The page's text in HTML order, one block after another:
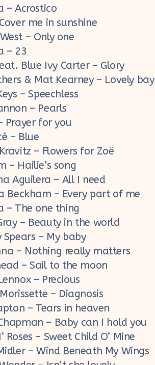
– Acrostico
me in sunshine
– Only one
– 23
Blue Ivy Carter – Glory
& Mat Kearney – Lovely bay
– Speechless
– Pearls
Prayer for you
– Blue
– Flowers for Zoë
– Hailie’s song
Aguilera – All I need
Beckham – Every part of me
– The one thing
– Beauty in the world
Spears – My baby
– Nothing really matters
– Sail to the moon
– Precious
– Diagnosis
– Tears in heaven
– Baby can I hold you
Roses – Sweet Child O’ Mine
– Wind Beneath My Wings